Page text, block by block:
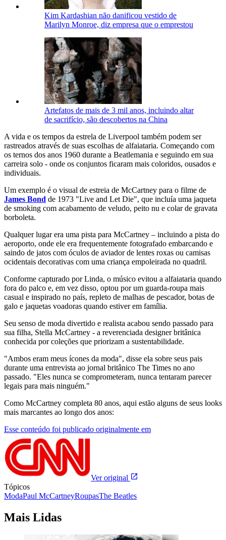
Kim Kardashian não danificou vestido de
Marilyn Monroe, diz empresa que o emprestou
Artefatos de mais de 3 mil anos, incluindo altar
de sacrifício, são descobertos na China
A vida e os tempos da estrela de Liverpool também podem ser
rastreados através de suas escolhas de alfaiataria. Começando com
os ternos dos anos 1960 durante a Beatlemania e seguindo em sua
carreira solo - onde os conjuntos ficaram mais coloridos, ousados ​​e
individuais.
Um exemplo é o visual de estreia de McCartney para o filme de
James Bond de 1973 "Live and Let Die", que incluía uma jaqueta
de smoking com acabamento de veludo, peito nu e colar de gravata
borboleta.
Qualquer lugar era uma pista para McCartney – incluindo a pista do
aeroporto, onde ele era frequentemente fotografado embarcando e
saindo de jatos com óculos de aviador de lentes roxas ou camisas
ocidentais decorativas com uma criança empoleirada no quadril.
Conforme capturado por Linda, o músico evitou a alfaiataria quando
fora do palco e, em vez disso, optou por um guarda-roupa mais
casual e inspirado no país, repleto de malhas de pescador, botas de
galo e jaquetas voadoras quando estiver em família.
Seu senso de moda divertido e realista acabou sendo passado para
sua filha, Stella McCartney - a reverenciada designer britânica
conhecida por coleções que priorizam a sustentabilidade.
"Ambos eram meus ícones da moda", disse ela sobre seus pais
durante uma entrevista ao jornal britânico The Times no ano
passado. "Eles nunca se comprometeram, nunca tentaram parecer
legais para mais ninguém."
Como McCartney completa 80 anos, aqui estão alguns de seus looks
mais marcantes ao longo dos anos:
Esse conteúdo foi publicado originalmente em
Ver original
Tópicos
ModaPaul McCartneyRoupasThe Beatles
Mais Lidas